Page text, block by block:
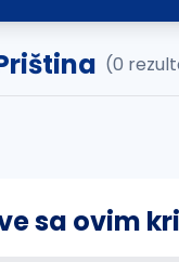
(0
sa ovim